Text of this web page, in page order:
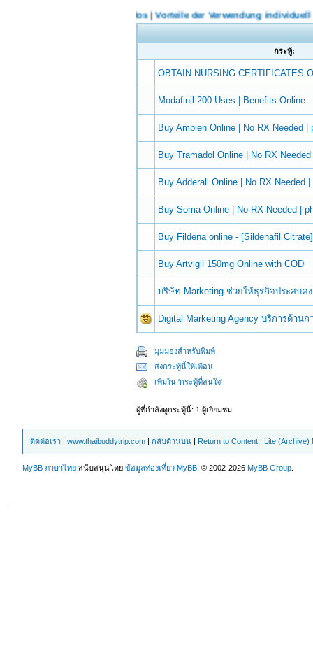
กระทู้:
OBTAIN NURSING CERTIFICATES
Modafinil 200 Uses | Benefits Online
Buy Ambien Online | No RX Needed |
Buy Tramadol Online | No RX
Buy Adderall Online | No RX Needed
Buy Soma Online | No RX Needed |
Buy Fildena online - [Sildenafil Citrate]
Buy Artvigil 150mg Online with COD
บริษัท Marketing ช่วยให้ธุรกิจประสบคง
Digital Marketing Agency บริการด้าน
มุมมองสำหรับพิมพ์
ส่งกระทู้นี้ให้เพื่อน
เพิ่มใน 'กระทู้ที่สนใจ'
ผู้ที่กำลังดูกระทู้นี้: 1 ผู้เยี่ยมชม
ติดต่อเรา |www.thaibuddytrip.com |กลับด้านบน | Return to Content | Lite (Archive)
MyBB ภาษาไทย สนับสนุนโดยข้อมูลท่องเที่ยว MyBB , © 2002-2026MyBB Group